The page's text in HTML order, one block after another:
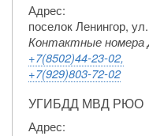
Адрес:
поселок Ленингор,
Контактные номера
+7(8502)44-23-02,
+7(929)803-72-02
УГИБДД МВД РЮО
Адрес: